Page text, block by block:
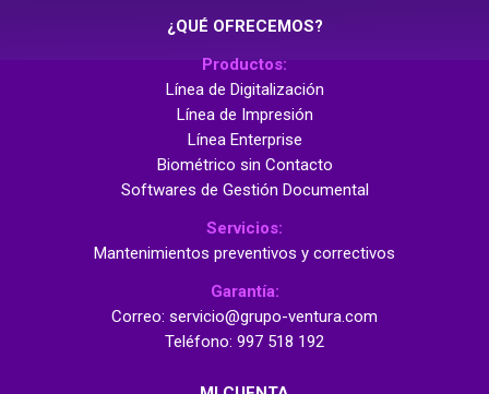
¿QUÉ OFRECEMOS?
Productos:
Línea de Digitalización
Línea de Impresión
Línea Enterprise
Biométrico sin Contacto
Softwares de Gestión Documental
Servicios:
Mantenimientos preventivos y correctivos
Garantía:
Correo: servicio@grupo-ventura.com
Teléfono: 997 518 192